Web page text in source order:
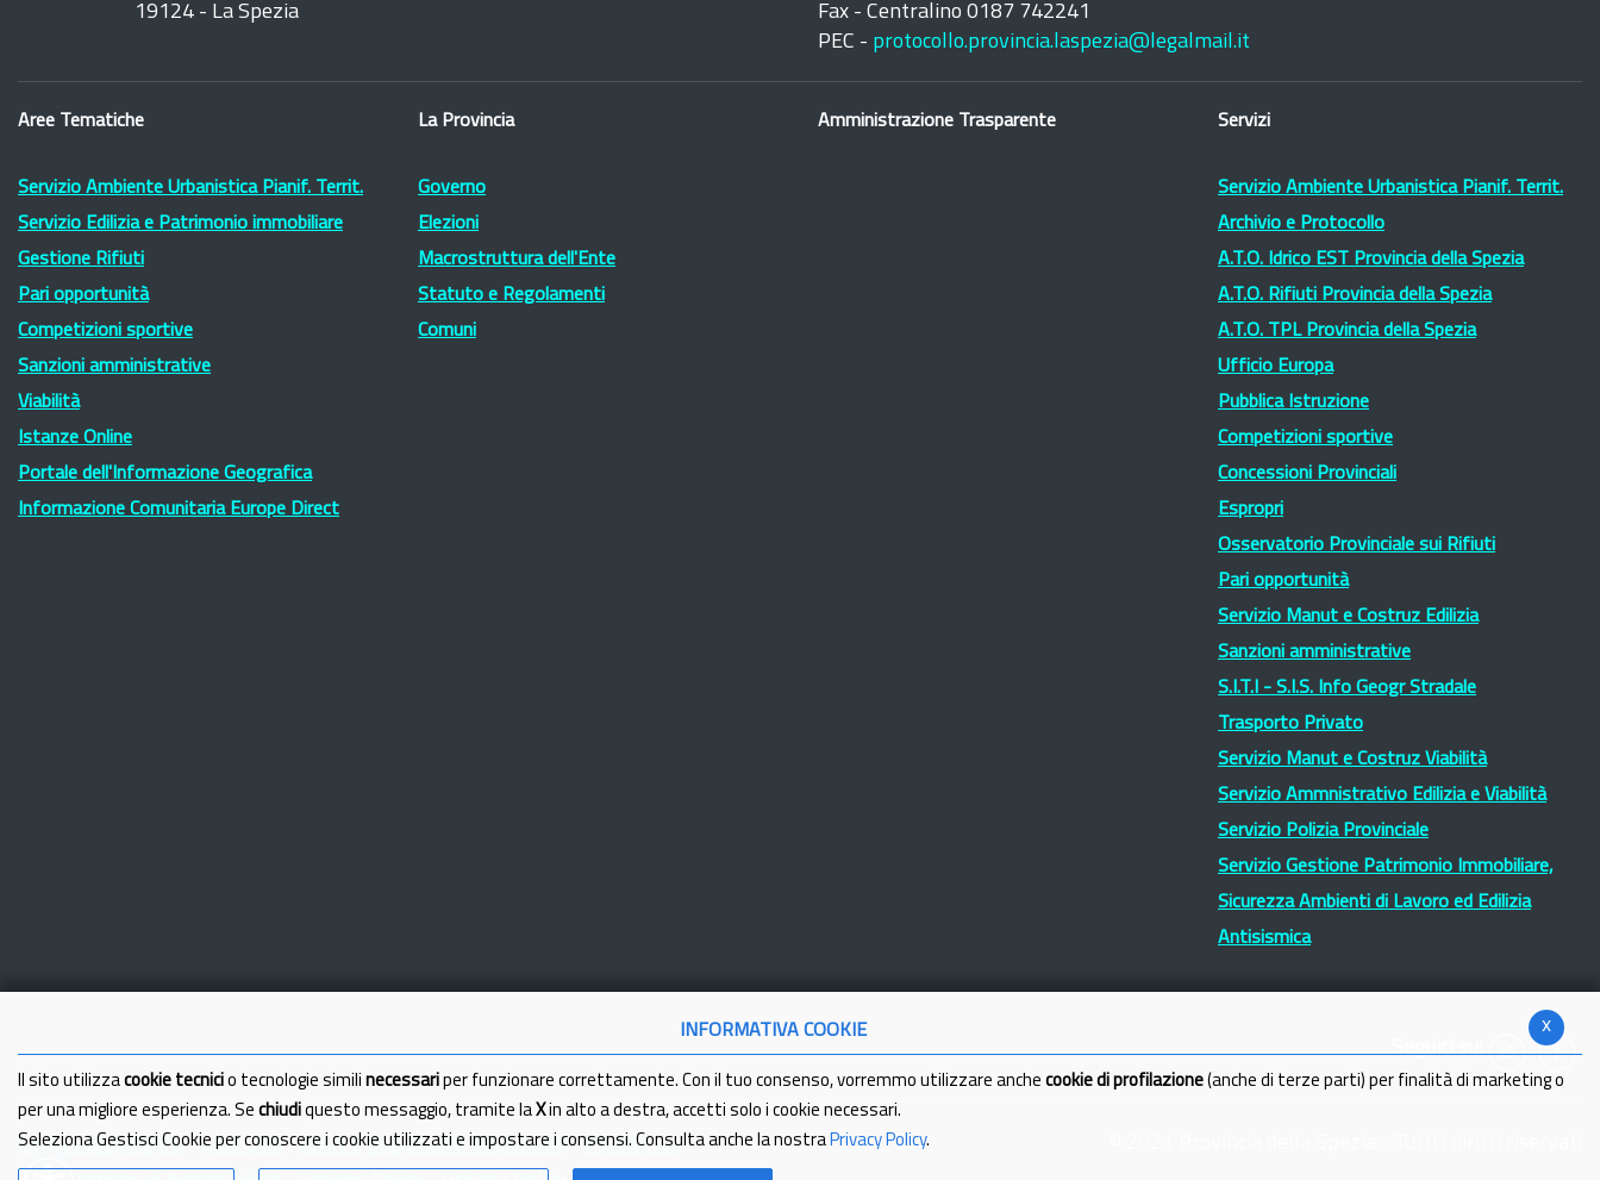
19124 - La Spezia
Fax - Centralino 0187 742241
PEC - protocollo.provincia.laspezia@legalmail.it
Aree Tematiche
Servizio Ambiente Urbanistica Pianif. Territ.
Servizio Edilizia e Patrimonio immobiliare
Gestione Rifiuti
Pari opportunità
Competizioni sportive
Sanzioni amministrative
Viabilità
Istanze Online
Portale dell'Informazione Geografica
Informazione Comunitaria Europe Direct
La Provincia
Governo
Elezioni
Macrostruttura dell'Ente
Statuto e Regolamenti
Comuni
Amministrazione Trasparente Servizi
Servizio Ambiente Urbanistica Pianif. Territ.
Archivio e Protocollo
A.T.O. Idrico EST Provincia della Spezia
A.T.O. Rifiuti Provincia della Spezia
A.T.O. TPL Provincia della Spezia
Ufficio Europa
Pubblica Istruzione
Competizioni sportive
Concessioni Provinciali
Espropri
Osservatorio Provinciale sui Rifiuti
Pari opportunità
Servizio Manut e Costruz Edilizia
Sanzioni amministrative
S.I.T.I - S.I.S. Info Geogr Stradale
Trasporto Privato
Servizio Manut e Costruz Viabilità
Servizio Ammnistrativo Edilizia e Viabilità
Servizio Polizia Provinciale
Servizio Gestione Patrimonio Immobiliare,
Sicurezza Ambienti di Lavoro ed Edilizia
Antisismica
Seguici su:
Come raggiungerci Link Utili IBAN e pagamenti informatici
Partita Iva
x
INFORMATIVA COOKIE
Il sito utilizza cookie tecnici o tecnologie simili necessari per funzionare correttamente. Con il tuo consenso, vorremmo utilizzare anche cookie di profilazione (anche di terze parti) per finalità di marketing o
per una migliore esperienza. Se chiudi questo messaggio, tramite la Xin alto a destra, accetti solo i cookie necessari.
Seleziona Gestisci Cookie per conoscere i cookie utilizzati e impostare i consensi. Consulta anche la nostra Privacy Policy.